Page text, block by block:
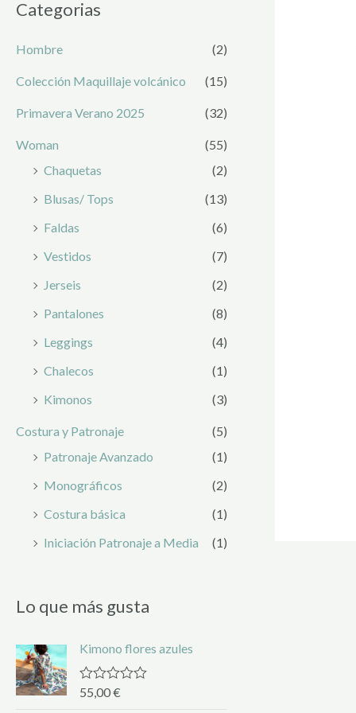
Categorias
Hombre (2)
Colección Maquillaje volcánico (15)
Primavera Verano 2025 (32)
Woman
(55)
Chaquetas
(2)
Blusas/ Tops
(13)
Faldas
(6)
Vestidos
(7)
Jerseis
(2)
Pantalones
(8)
Leggings
(4)
Chalecos
(1)
Kimonos
(3)
Costura y Patronaje
(5)
Patronaje Avanzado
(1)
Monográficos
(2)
Costura básica
(1)
Iniciación Patronaje a Media
(1)
Lo que más gusta
Kimono flores azules
R
55,00€